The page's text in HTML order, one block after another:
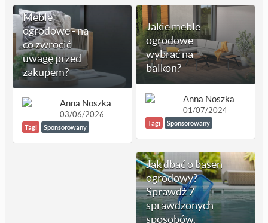
Meble
ogrodowe - na
co zwrócić
uwagę przed
zakupem?
Anna Noszka
03/06/2026
Tagi Sponsorowany
Jakie meble
ogrodowe
wybrać na
balkon?
Anna Noszka
01/07/2024
Tagi Sponsorowany
Jak dbać o basen
ogrodowy?
Sprawdź 7
sprawdzonych
sposobów.